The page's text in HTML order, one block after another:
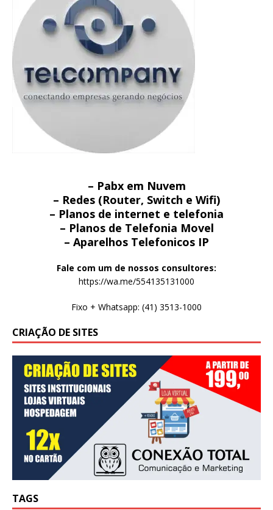
– Pabx em Nuvem
– Redes (Router, Switch e Wifi)
– Planos de internet e telefonia
– Planos de Telefonia Movel
– Aparelhos Telefonicos IP
Fale com um de nossos consultores:
https://wa.me/554135131000
Fixo + Whatsapp: (41) 3513-1000
CRIAÇÃO DE SITES
TAGS